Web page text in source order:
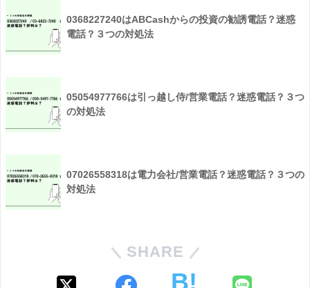
0368227240はABCashからの投資の勧誘電話？迷惑
電話？３つの対処法
05054977766は引っ越し侍/営業電話？迷惑電話？３つ
の対処法
07026558318は電力会社/営業電話？迷惑電話？３つの
対処法
SHARE